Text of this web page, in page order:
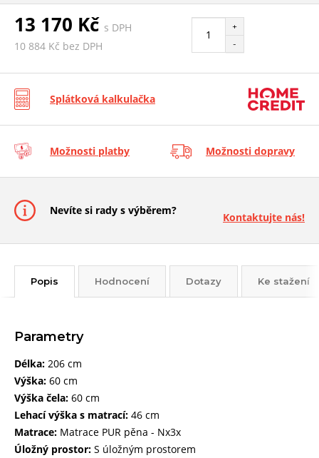
13 170 Kč s DPH
10 884 Kč bez DPH
+
-
Splátková kalkulačka
Možnosti platby Možnosti dopravy
Nevíte si rady s výběrem?
Kontaktujte nás!
Popis Hodnocení Dotazy Ke stažení
Parametry
Délka: 206 cm
Výška: 60 cm
Výška čela: 60 cm
Lehací výška s matrací: 46 cm
Matrace: Matrace PUR pěna - Nx3x
Úložný prostor: S úložným prostorem